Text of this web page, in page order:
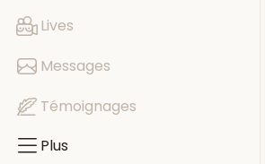
Lives
Messages
Témoignages
Plus